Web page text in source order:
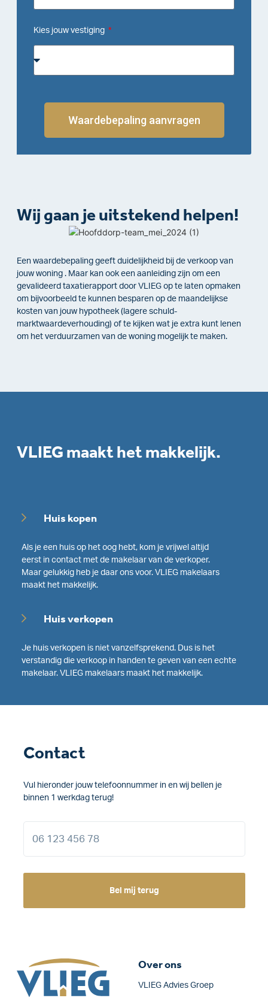
Kies jouw vestiging
Waardebepaling aanvragen
Wij gaan je uitstekend helpen!
Een waardebepaling geeft duidelijkheid bij de verkoop van
jouw woning . Maar kan ook een aanleiding zijn om een
gevalideerd taxatierapport door VLIEG op te laten opmaken
om bijvoorbeeld te kunnen besparen op de maandelijkse
kosten van jouw hypotheek (lagere schuld-
marktwaardeverhouding) of te kijken wat je extra kunt lenen
om het verduurzamen van de woning mogelijk te maken.
VLIEG maakt het makkelijk.
Huis kopen
Als je een huis op het oog hebt, kom je vrijwel altijd
eerst in contact met de makelaar van de verkoper.
Maar gelukkig heb je daar ons voor. VLIEG makelaars
maakt het makkelijk.
Huis verkopen
Je huis verkopen is niet vanzelfsprekend. Dus is het
verstandig die verkoop in handen te geven van een echte
makelaar. VLIEG makelaars maakt het makkelijk.
Contact
Vul hieronder jouw telefoonnummer in en wij bellen je
binnen 1 werkdag terug!
Bel mij terug
Over ons
VLIEG Advies Groep